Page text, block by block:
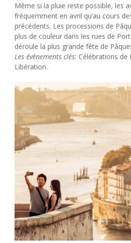
Même si la pluie reste possible, les
fréquemment en avril qu’au cours
précédents. Les processions de
plus de couleur dans les rues de
déroule la plus grande fête de
Les évènements clés: Célébrations de
Libération.